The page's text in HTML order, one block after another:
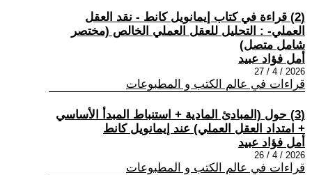
(2) قراءة في كتاب إيمانويل كانط - نقد العقل
العملي- : التحليل للعقل العملي الخالص (مختصر
شامل متصل)
أمل فؤاد عبيد
2026 / 4 / 27
قراءات في عالم الكتب و المطبوعات
(3) حول (المبادئ المادية + استنباط المبدأ الأساسي
+ امتداد العقل العملي) عند إيمانويل كانط
أمل فؤاد عبيد
2026 / 4 / 26
قراءات في عالم الكتب و المطبوعات